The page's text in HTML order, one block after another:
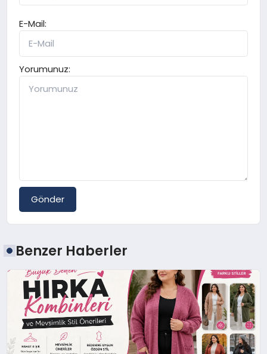
E-Mail:
Yorumunuz:
Gönder
Benzer Haberler